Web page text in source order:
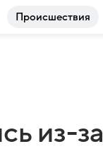
Происшествия
из-за